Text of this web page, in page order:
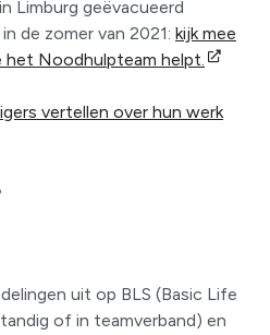
Limburg geëvacueerd
de zomer van 2021: kijk mee
het Noodhulpteam helpt.
vertellen over hun werk
uit op BLS (Basic Life
of in teamverband) en